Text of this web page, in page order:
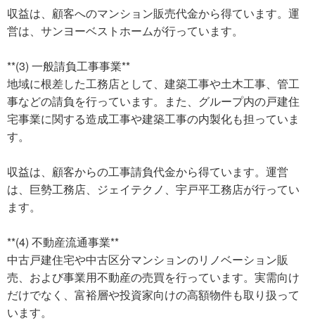
収益は、顧客へのマンション販売代金から得ています。運
営は、サンヨーベストホームが行っています。
**(3) 一般請負工事事業**
地域に根差した工務店として、建築工事や土木工事、管工
事などの請負を行っています。また、グループ内の戸建住
宅事業に関する造成工事や建築工事の内製化も担っていま
す。
収益は、顧客からの工事請負代金から得ています。運営
は、巨勢工務店、ジェイテクノ、宇戸平工務店が行ってい
ます。
**(4) 不動産流通事業**
中古戸建住宅や中古区分マンションのリノベーション販
売、および事業用不動産の売買を行っています。実需向け
だけでなく、富裕層や投資家向けの高額物件も取り扱って
います。